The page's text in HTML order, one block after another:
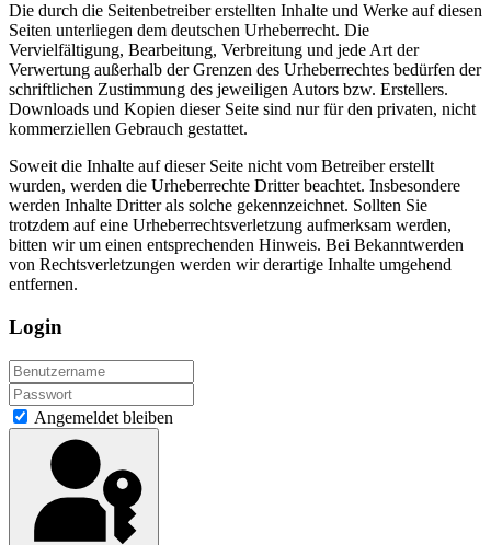
Die durch die Seitenbetreiber erstellten Inhalte und Werke auf diesen
Seiten unterliegen dem deutschen Urheberrecht. Die
Vervielfältigung, Bearbeitung, Verbreitung und jede Art der
Verwertung außerhalb der Grenzen des Urheberrechtes bedürfen der
schriftlichen Zustimmung des jeweiligen Autors bzw. Erstellers.
Downloads und Kopien dieser Seite sind nur für den privaten, nicht
kommerziellen Gebrauch gestattet.
Soweit die Inhalte auf dieser Seite nicht vom Betreiber erstellt
wurden, werden die Urheberrechte Dritter beachtet. Insbesondere
werden Inhalte Dritter als solche gekennzeichnet. Sollten Sie
trotzdem auf eine Urheberrechtsverletzung aufmerksam werden,
bitten wir um einen entsprechenden Hinweis. Bei Bekanntwerden
von Rechtsverletzungen werden wir derartige Inhalte umgehend
entfernen.
Login
Angemeldet bleiben